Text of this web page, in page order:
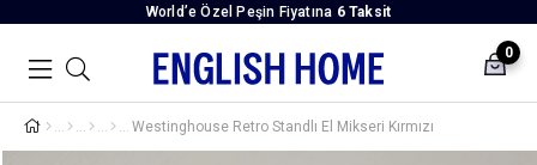
World’e Özel Peşin Fiyatına 6 Taksit
0
Westinghouse Retro Standlı El Mikseri Kırmızı